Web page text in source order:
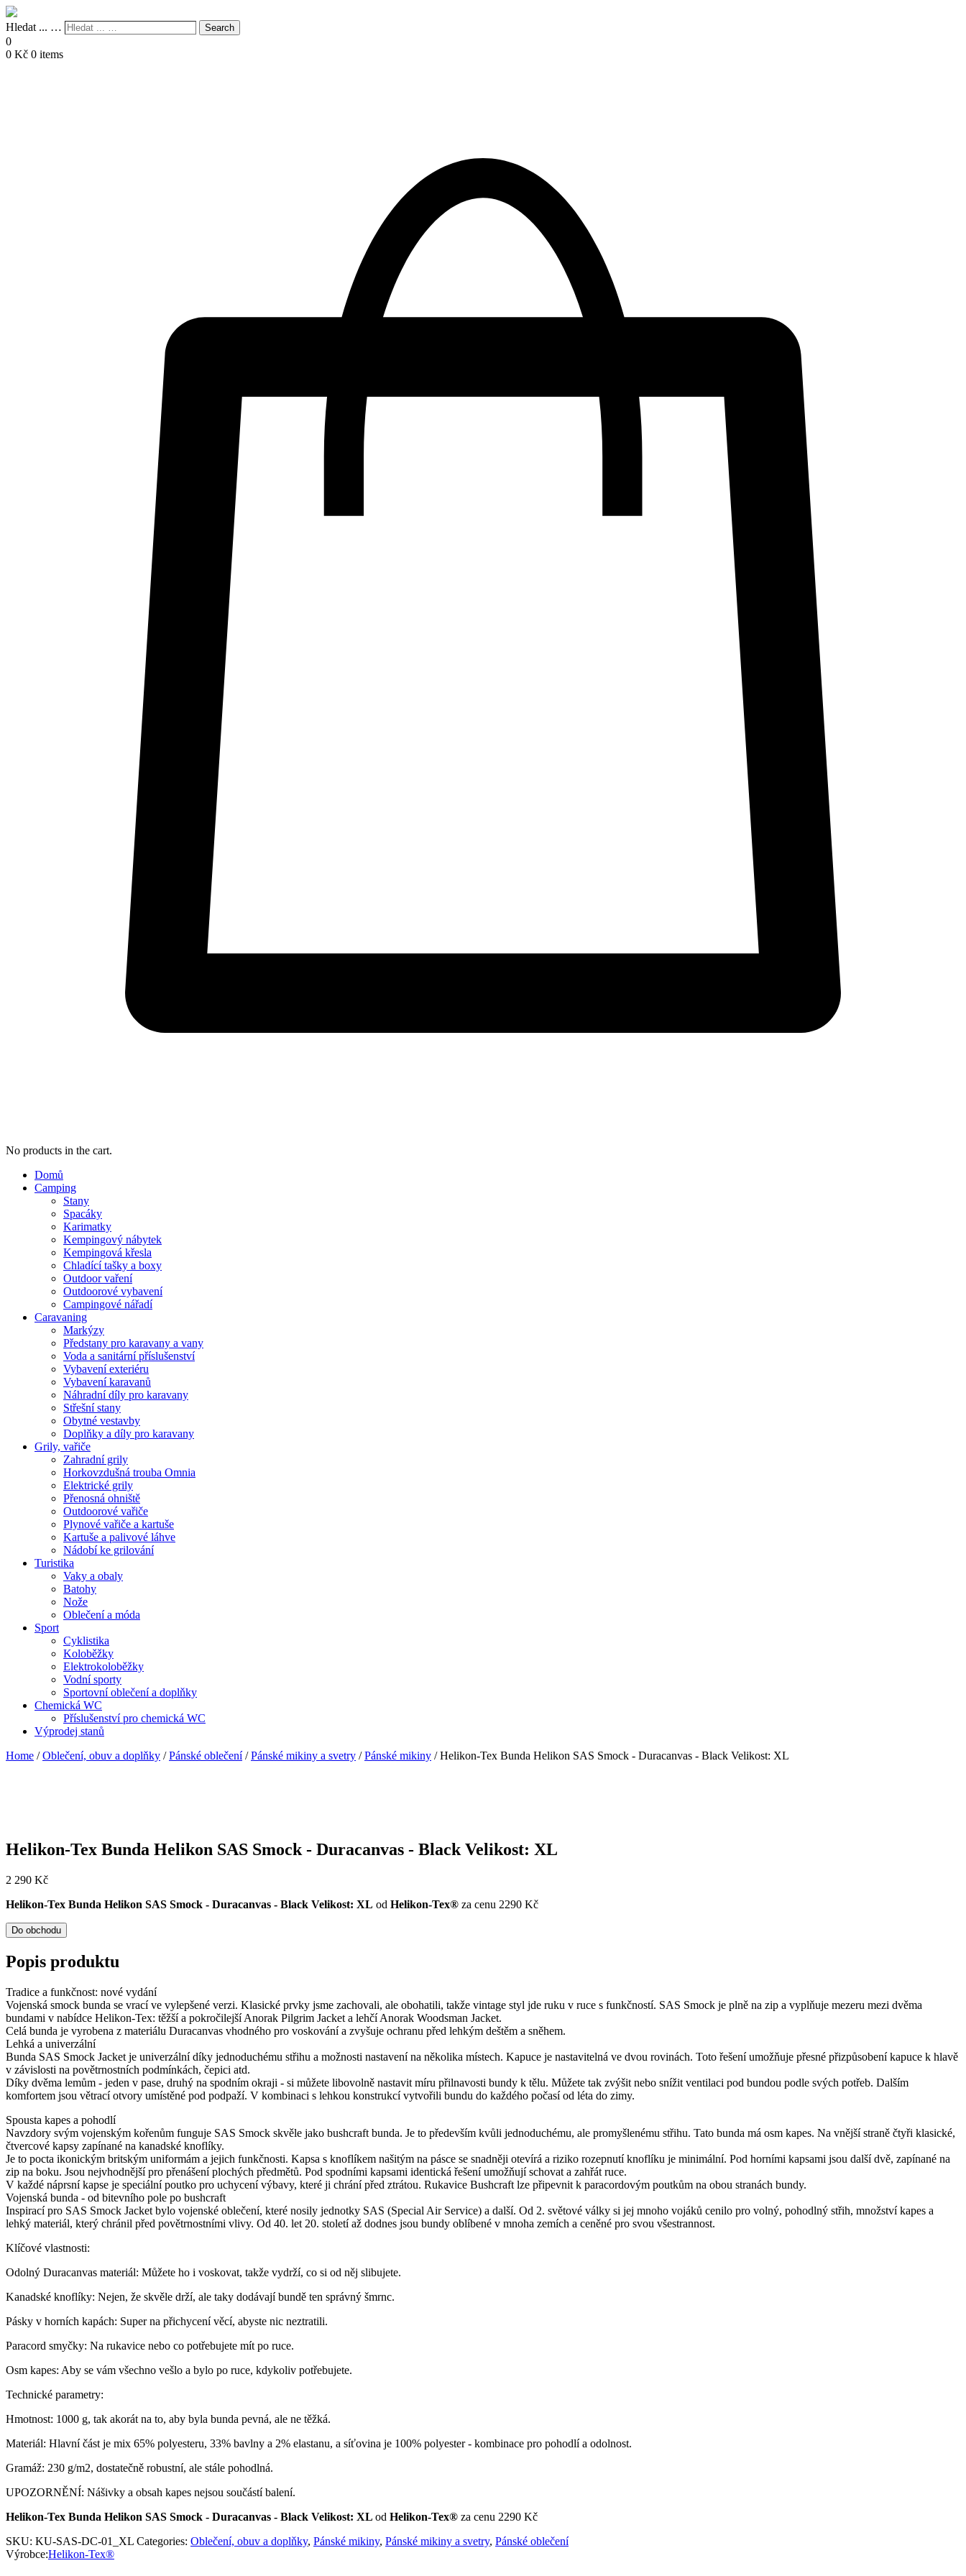
Hledat ... … Search
0
0 Kč 0 items
No products in the cart.
Domů
Camping
Stany
Spacáky
Karimatky
Kempingový nábytek
Kempingová křesla
Chladící tašky a boxy
Outdoor vaření
Outdoorové vybavení
Campingové nářadí
Caravaning
Markýzy
Předstany pro karavany a vany
Voda a sanitární příslušenství
Vybavení exteriéru
Vybavení karavanů
Náhradní díly pro karavany
Střešní stany
Obytné vestavby
Doplňky a díly pro karavany
Grily, vařiče
Zahradní grily
Horkovzdušná trouba Omnia
Elektrické grily
Přenosná ohniště
Outdoorové vařiče
Plynové vařiče a kartuše
Kartuše a palivové láhve
Nádobí ke grilování
Turistika
Vaky a obaly
Batohy
Nože
Oblečení a móda
Sport
Cyklistika
Koloběžky
Elektrokoloběžky
Vodní sporty
Sportovní oblečení a doplňky
Chemická WC
Příslušenství pro chemická WC
Výprodej stanů
Home /Oblečení, obuv a doplňky /Pánské oblečení/Pánské mikiny a svetry /Pánské mikiny / Helikon-Tex Bunda Helikon SAS Smock - Duracanvas - Black Velikost: XL
Helikon-Tex Bunda Helikon SAS Smock - Duracanvas - Black Velikost: XL
2 290 Kč
Helikon-Tex Bunda Helikon SAS Smock - Duracanvas - Black Velikost: XL od Helikon-Tex® za cenu 2290 Kč
Do obchodu
Popis produktu
Tradice a funkčnost: nové vydání
Vojenská smock bunda se vrací ve vylepšené verzi. Klasické prvky jsme zachovali, ale obohatili, takže vintage styl jde ruku v ruce s funkčností. SAS Smock je plně na zip a vyplňuje mezeru mezi dvěma
bundami v nabídce Helikon-Tex: těžší a pokročilejší Anorak Pilgrim Jacket a lehčí Anorak Woodsman Jacket.
Celá bunda je vyrobena z materiálu Duracanvas vhodného pro voskování a zvyšuje ochranu před lehkým deštěm a sněhem.
Lehká a univerzální
Bunda SAS Smock Jacket je univerzální díky jednoduchému střihu a možnosti nastavení na několika místech. Kapuce je nastavitelná ve dvou rovinách. Toto řešení umožňuje přesné přizpůsobení kapuce k hlavě
v závislosti na povětrnostních podmínkách, čepici atd.
Díky dvěma lemům - jeden v pase, druhý na spodním okraji - si můžete libovolně nastavit míru přilnavosti bundy k tělu. Můžete tak zvýšit nebo snížit ventilaci pod bundou podle svých potřeb. Dalším
komfortem jsou větrací otvory umístěné pod podpaží. V kombinaci s lehkou konstrukcí vytvořili bundu do každého počasí od léta do zimy.
Spousta kapes a pohodlí
Navzdory svým vojenským kořenům funguje SAS Smock skvěle jako bushcraft bunda. Je to především kvůli jednoduchému, ale promyšlenému střihu. Tato bunda má osm kapes. Na vnější straně čtyři klasické,
čtvercové kapsy zapínané na kanadské knoflíky.
Je to pocta ikonickým britským uniformám a jejich funkčnosti. Kapsa s knoflíkem našitým na pásce se snadněji otevírá a riziko rozepnutí knoflíku je minimální. Pod horními kapsami jsou další dvě, zapínané na
zip na boku. Jsou nejvhodnější pro přenášení plochých předmětů. Pod spodními kapsami identická řešení umožňují schovat a zahřát ruce.
V každé náprsní kapse je speciální poutko pro uchycení výbavy, které ji chrání před ztrátou. Rukavice Bushcraft lze připevnit k paracordovým poutkům na obou stranách bundy.
Vojenská bunda - od bitevního pole po bushcraft
Inspirací pro SAS Smock Jacket bylo vojenské oblečení, které nosily jednotky SAS (Special Air Service) a další. Od 2. světové války si jej mnoho vojáků cenilo pro volný, pohodlný střih, množství kapes a
lehký materiál, který chránil před povětrnostními vlivy. Od 40. let 20. století až dodnes jsou bundy oblíbené v mnoha zemích a ceněné pro svou všestrannost.
Klíčové vlastnosti:
Odolný Duracanvas materiál: Můžete ho i voskovat, takže vydrží, co si od něj slibujete.
Kanadské knoflíky: Nejen, že skvěle drží, ale taky dodávají bundě ten správný šmrnc.
Pásky v horních kapách: Super na přichycení věcí, abyste nic neztratili.
Paracord smyčky: Na rukavice nebo co potřebujete mít po ruce.
Osm kapes: Aby se vám všechno vešlo a bylo po ruce, kdykoliv potřebujete.
Technické parametry:
Hmotnost: 1000 g, tak akorát na to, aby byla bunda pevná, ale ne těžká.
Materiál: Hlavní část je mix 65% polyesteru, 33% bavlny a 2% elastanu, a síťovina je 100% polyester - kombinace pro pohodlí a odolnost.
Gramáž: 230 g/m2, dostatečně robustní, ale stále pohodlná.
UPOZORNĚNÍ: Nášivky a obsah kapes nejsou součástí balení.
Helikon-Tex Bunda Helikon SAS Smock - Duracanvas - Black Velikost: XL od Helikon-Tex® za cenu 2290 Kč
SKU: KU-SAS-DC-01_XL Categories: Oblečení, obuv a doplňky, Pánské mikiny, Pánské mikiny a svetry, Pánské oblečení
Výrobce:Helikon-Tex®